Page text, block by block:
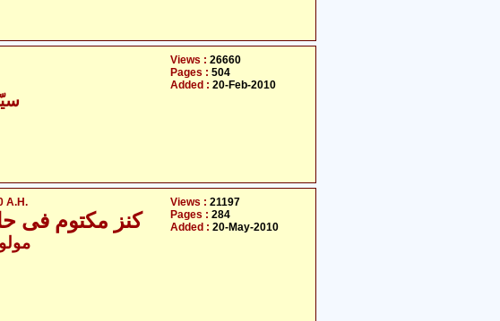
-
Views : 26660
Pages : 504
Added : 20-Feb-2010
A.H.
کنز مکتوم فی حل عقد ام کلثوم علیہ السلام 1310
Views : 21197
Pages : 284
Added : 20-May-2010